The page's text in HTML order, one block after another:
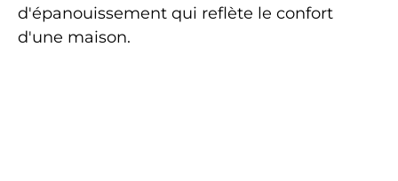
d'épanouissement qui reflète le confort
d'une maison.